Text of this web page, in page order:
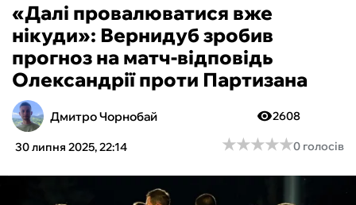
БОКС
ХОКЕЙ
ТЕНІС
КІБЕРСПОРТ
«Далі провалюватися вже
нікуди»: Вернидуб зробив
прогноз на матч-відповідь
Олександрії проти Партизана
Дмитро Чорнобай
30 липня 2025, 22:14
2608
★★★★★
★★★★★0 голосів